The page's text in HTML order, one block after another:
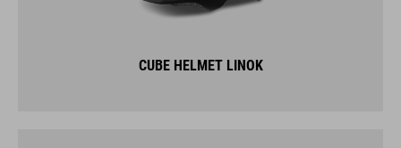
CUBE HELMET LINOK